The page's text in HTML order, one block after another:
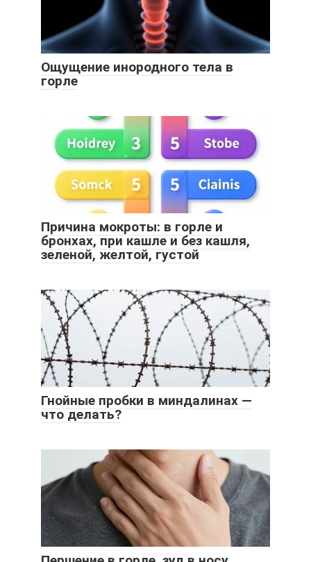
Ощущение инородного тела в
горле
Причина мокроты: в горле и
бронхах, при кашле и без кашля,
зеленой, желтой, густой
Гнойные пробки в миндалинах —
что делать?